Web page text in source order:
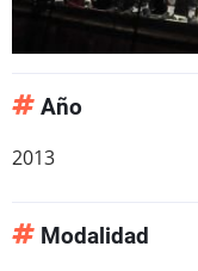
Año
2013
Modalidad